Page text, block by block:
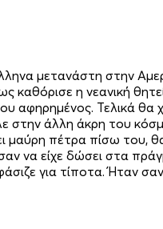
μετανάστη στην
καθόρισε η νεανική
Τελικά θα
άλλη άκρη του
μαύρη πέτρα πίσω
να είχε δώσει στα
για τίποτα. Ήταν